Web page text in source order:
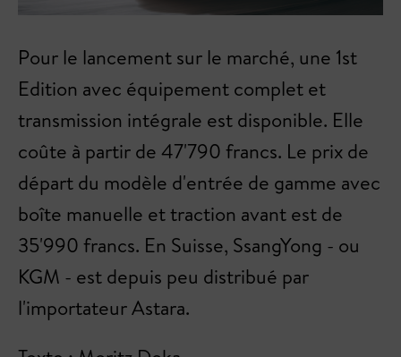
Pour le lancement sur le marché, une 1st
Edition avec équipement complet et
transmission intégrale est disponible. Elle
coûte à partir de 47'790 francs. Le prix de
départ du modèle d'entrée de gamme avec
boîte manuelle et traction avant est de
35'990 francs. En Suisse, SsangYong - ou
KGM - est depuis peu distribué par
l'importateur Astara.